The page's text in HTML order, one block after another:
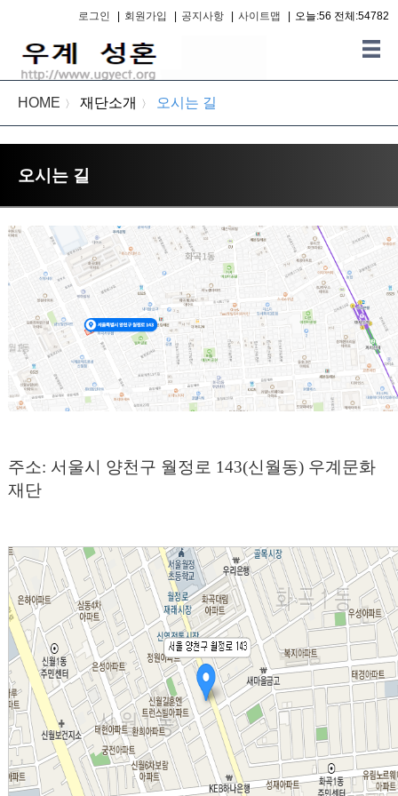
로그인 회원가입 공지사항 사이트맵 오늘:56 전체:54782
HOME 〉 재단소개 〉 오시는 길
오시는 길
주소: 서울시 양천구 월정로 143(신월동) 우계문화
재단